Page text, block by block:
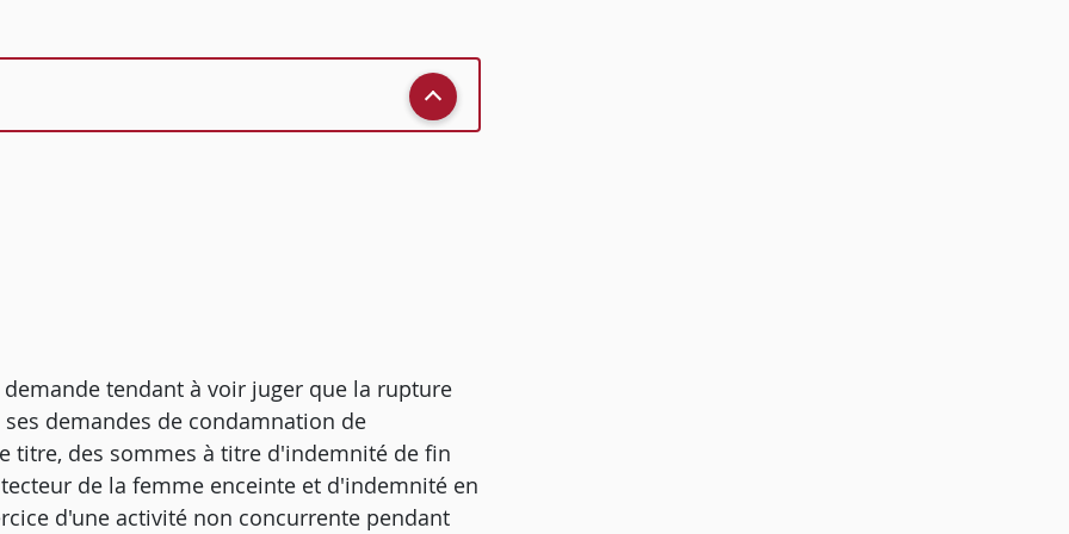
tendant à voir juger que la rupture
demandes de condamnation de
titre, des sommes à titre d'indemnité de fin
de la femme enceinte et d'indemnité en
d'une activité non concurrente pendant